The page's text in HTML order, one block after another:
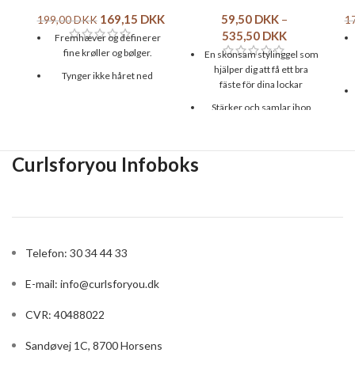
199,00DKK 169,15 DKK
Fremhæver og definerer
fine krøller og bølger.
Tynger ikke håret ned
Island Fantasy varianterne
God til styling af krøller
59,50 DKK –
535,50 DKK
En skonsam stylinggel som
hjälper dig att få ett bra
fäste för dina lockar
Stärker och samlar ihop
Curlsforyou Infoboks
Telefon: 30 34 44 33
E-mail: info@curlsforyou.dk
CVR: 40488022
Sandøvej 1C, 8700 Horsens